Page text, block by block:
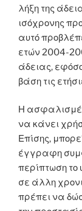
λήξη της
ισόχρονης
αυτό
ετών 2004-
άδειας,
βάση τις
Η
να κάνει
Επίσης,
έγγραφη
περίπτωση το
σε άλλη
πρέπει να